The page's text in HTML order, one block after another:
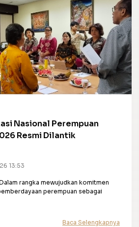
Nasional Perempuan
Resmi Dilantik
13:53
rangka mewujudkan komitmen
perempuan sebagai
Baca Selengkapnya